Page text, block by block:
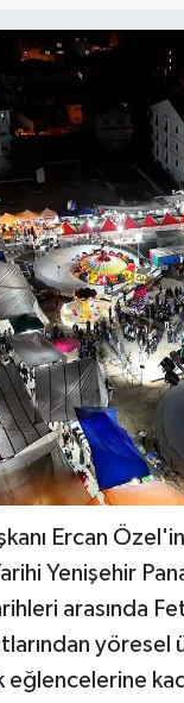
Ercan
Yenişehir
arasında
eğlencelerine